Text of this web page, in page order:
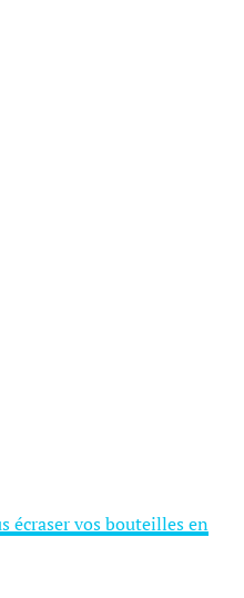
écraser vos bouteilles en